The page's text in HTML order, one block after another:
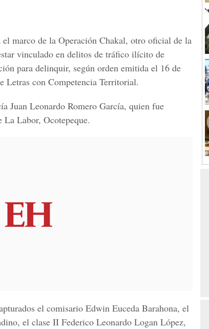
el marco de la Operación Chakal, otro oficial de la
vinculado en delitos de tráfico ilícito de
para delinquir, según orden emitida el 16 de
Letras con Competencia Territorial.
Juan Leonardo Romero García, quien fue
La Labor, Ocotepeque.
el comisario Edwin Euceda Barahona, el
el clase II Federico Leonardo Logan López,